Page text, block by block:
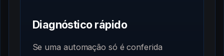
Diagnóstico rápido
Se uma automação só é conferida